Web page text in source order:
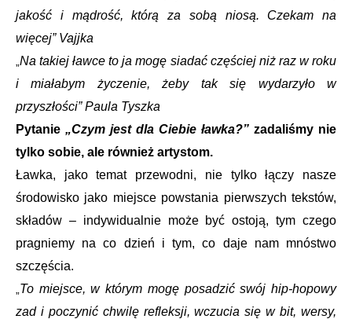
jakość i mądrość, którą za sobą niosą. Czekam na
więcej” Vajjka
Na takiej ławce to ja mogę siadać częściej niż raz w roku
i miałabym życzenie, żeby tak się wydarzyło w
przyszłości” Paula Tyszka
Pytanie „Czym jest dla Ciebie ławka?” zadaliśmy nie
tylko sobie, ale również artystom.
Ławka, jako temat przewodni, nie tylko łączy nasze
środowisko jako miejsce powstania pierwszych tekstów,
składów – indywidualnie może być ostoją, tym czego
pragniemy na co dzień i tym, co daje nam mnóstwo
szczęścia.
To miejsce, w którym mogę posadzić swój hip-hopowy
zad i poczynić chwilę refleksji, wczucia się w bit, wersy,